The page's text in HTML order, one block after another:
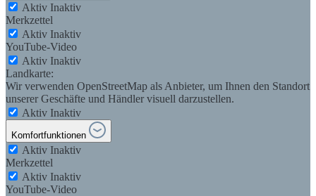
Aktiv Inaktiv
Merkzettel
Aktiv Inaktiv
YouTube-Video
Aktiv Inaktiv
Landkarte:
Wir verwenden OpenStreetMap als Anbieter, um Ihnen den Standort
unserer Geschäfte und Händler visuell darzustellen.
Aktiv Inaktiv
Komfortfunktionen
Aktiv Inaktiv
Merkzettel
Aktiv Inaktiv
YouTube-Video